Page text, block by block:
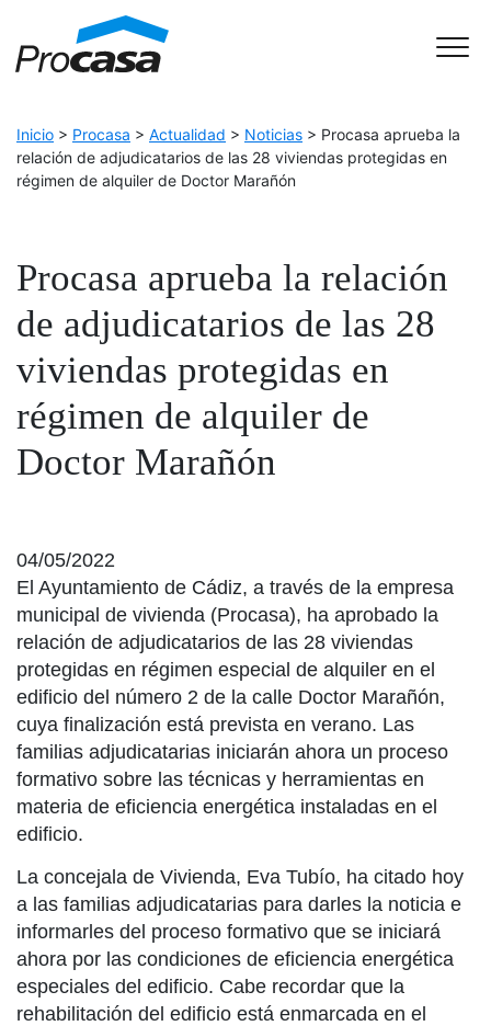
Main Navigation
Inicio > Procasa > Actualidad > Noticias > Procasa aprueba la
relación de adjudicatarios de las 28 viviendas protegidas en
régimen de alquiler de Doctor Marañón
Procasa aprueba la relación
de adjudicatarios de las 28
viviendas protegidas en
régimen de alquiler de
Doctor Marañón
04/05/2022
El Ayuntamiento de Cádiz, a través de la empresa
municipal de vivienda (Procasa), ha aprobado la
relación de adjudicatarios de las 28 viviendas
protegidas en régimen especial de alquiler en el
edificio del número 2 de la calle Doctor Marañón,
cuya finalización está prevista en verano. Las
familias adjudicatarias iniciarán ahora un proceso
formativo sobre las técnicas y herramientas en
materia de eficiencia energética instaladas en el
edificio.
La concejala de Vivienda, Eva Tubío, ha citado hoy
a las familias adjudicatarias para darles la noticia e
informarles del proceso formativo que se iniciará
ahora por las condiciones de eficiencia energética
especiales del edificio. Cabe recordar que la
rehabilitación del edificio está enmarcada en el